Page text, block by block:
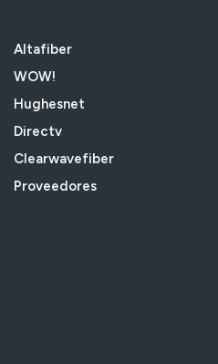
Altafiber
WOW!
Hughesnet
Directv
Clearwavefiber
Proveedores